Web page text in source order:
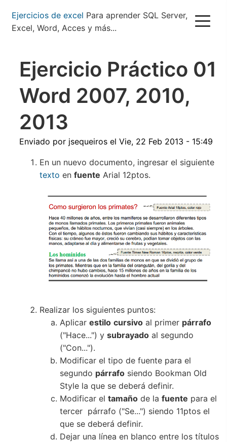
Pasar
contenido
Ejercicios de excel Para aprender SQL Server,
Excel, Word, Acces y más...
Ejercicio Práctico 01
Word 2007, 2010,
2013
Enviado por jsequeiros el Vie, 22 Feb 2013 - 15:49
En un nuevo documento, ingresar el siguiente
texto en fuente Arial 12ptos.
Realizar los siguientes puntos:
Aplicar estilo cursivo al primer párrafo
("Hace...") y subrayado al segundo
("Con...").
Modificar el tipo de fuente para el
segundo párrafo siendo Bookman Old
Style la que se deberá definir.
Modificar el tamaño de la fuente para el
tercer párrafo ("Se...") siendo 11ptos el
que se deberá definir.
Dejar una línea en blanco entre los títulos